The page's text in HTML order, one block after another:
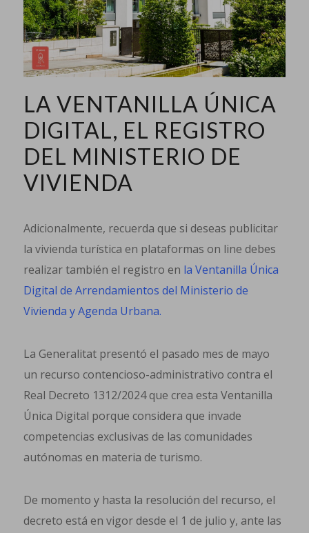
LA VENTANILLA ÚNICA
DIGITAL, EL REGISTRO
DEL MINISTERIO DE
VIVIENDA
Adicionalmente, recuerda que si deseas publicitar
la vivienda turística en plataformas on line debes
realizar también el registro en la Ventanilla Única
Digital de Arrendamientos del Ministerio de
Vivienda y Agenda Urbana.
La Generalitat presentó el pasado mes de mayo
un recurso contencioso-administrativo contra el
Real Decreto 1312/2024 que crea esta Ventanilla
Única Digital porque considera que invade
competencias exclusivas de las comunidades
autónomas en materia de turismo.
De momento y hasta la resolución del recurso, el
decreto está en vigor desde el 1 de julio y, ante las